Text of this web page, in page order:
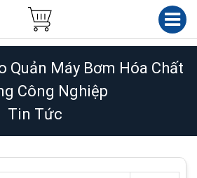
Quản Máy Bơm Hóa Chất
Công Nghiệp
Tin Tức